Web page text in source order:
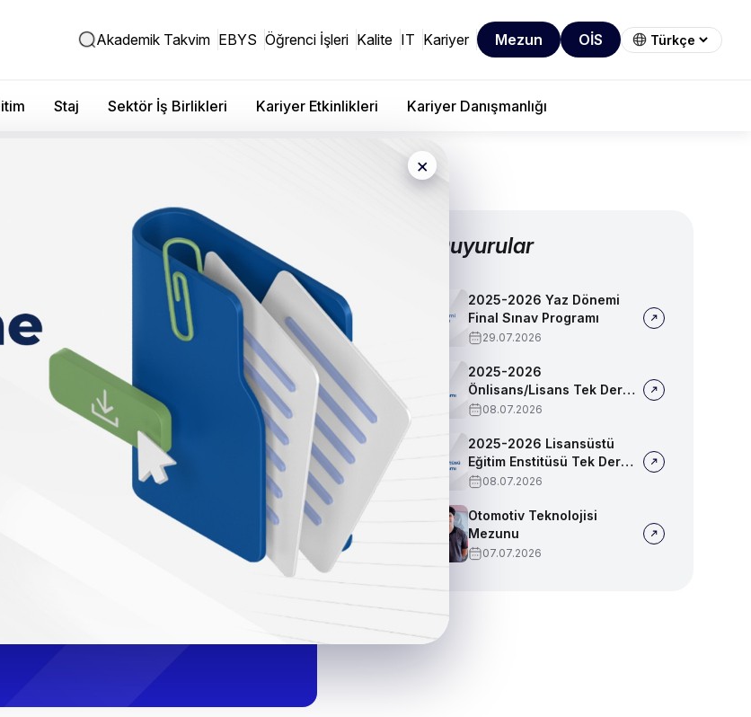
Akademik Takvim EBYS Öğrenci İşleri Kalite IT Kariyer Mezun OİS
Staj Sektör İş Birlikleri Kariyer Etkinlikleri Kariyer Danışmanlığı
×
Dönemi Final ve
Diğer Duyurular
2025-2026 Yaz Dönemi
Final Sınav Programı
29.07.2026
2025-2026
Önlisans/Lisans Tek Ders
Sınav Programı
08.07.2026
2025-2026 Lisansüstü
Eğitim Enstitüsü Tek Ders
Sınav Programı
08.07.2026
Otomotiv Teknolojisi
Mezunu
07.07.2026